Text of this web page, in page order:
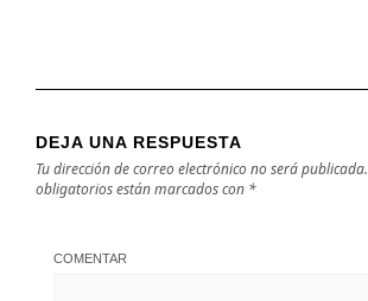
DEJA UNA RESPUESTA
Tu dirección de correo electrónico no será publicada.
obligatorios están marcados con *
COMENTAR